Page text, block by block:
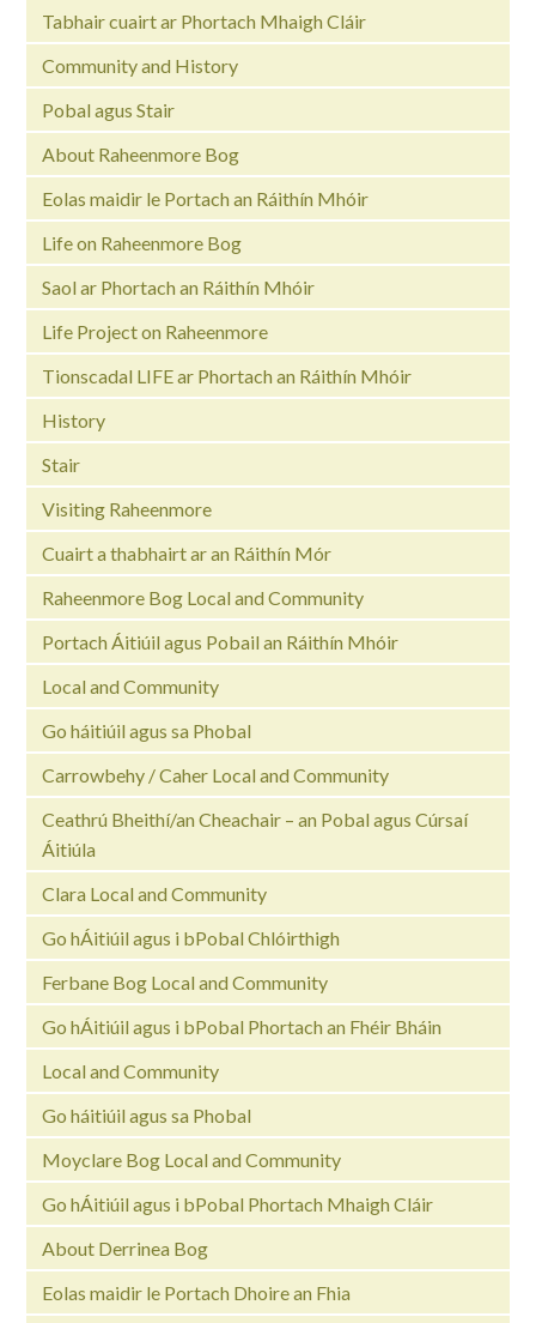
Tabhair cuairt ar Phortach Mhaigh Cláir
Community and History
Pobal agus Stair
About Raheenmore Bog
Eolas maidir le Portach an Ráithín Mhóir
Life on Raheenmore Bog
Saol ar Phortach an Ráithín Mhóir
Life Project on Raheenmore
Tionscadal LIFE ar Phortach an Ráithín Mhóir
History
Stair
Visiting Raheenmore
Cuairt a thabhairt ar an Ráithín Mór
Raheenmore Bog Local and Community
Portach Áitiúil agus Pobail an Ráithín Mhóir
Local and Community
Go háitiúil agus sa Phobal
Carrowbehy / Caher Local and Community
Ceathrú Bheithí/an Cheachair – an Pobal agus Cúrsaí
Áitiúla
Clara Local and Community
Go hÁitiúil agus i bPobal Chlóirthigh
Ferbane Bog Local and Community
Go hÁitiúil agus i bPobal Phortach an Fhéir Bháin
Local and Community
Go háitiúil agus sa Phobal
Moyclare Bog Local and Community
Go hÁitiúil agus i bPobal Phortach Mhaigh Cláir
About Derrinea Bog
Eolas maidir le Portach Dhoire an Fhia